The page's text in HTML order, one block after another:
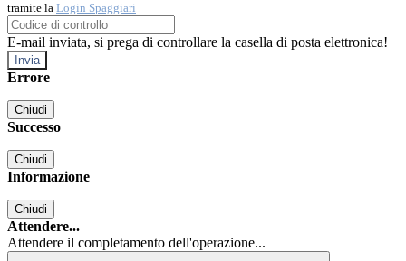
tramite la Login Spaggiari
E-mail inviata, si prega di controllare la casella di posta elettronica!
Errore
Chiudi
Successo
Chiudi
Informazione
Chiudi
Attendere...
Attendere il completamento dell'operazione...